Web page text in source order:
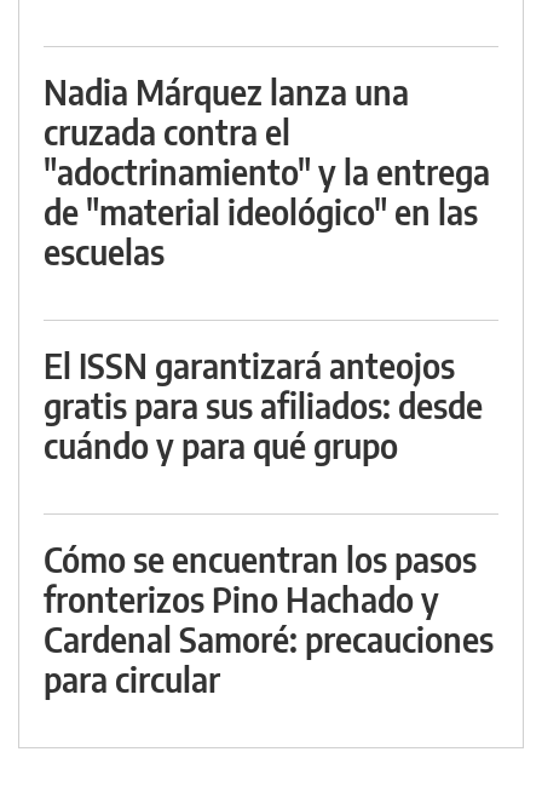
Nadia Márquez lanza una
cruzada contra el
"adoctrinamiento" y la entrega
de "material ideológico" en las
escuelas
El ISSN garantizará anteojos
gratis para sus afiliados: desde
cuándo y para qué grupo
Cómo se encuentran los pasos
fronterizos Pino Hachado y
Cardenal Samoré: precauciones
para circular